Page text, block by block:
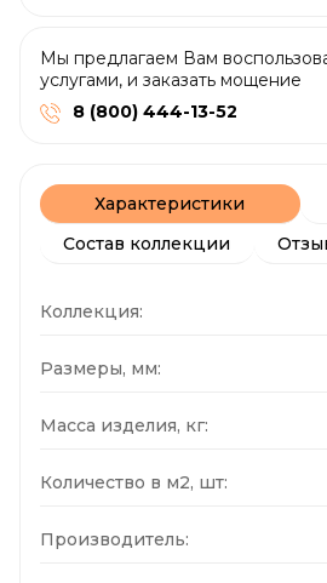
Мы предлагаем Вам
услугами, и заказать мощение
8 (800) 444-13-52
Характеристики
Состав коллекции
Коллекция:
Размеры, мм:
Масса изделия, кг:
Количество в м2, шт:
Производитель: